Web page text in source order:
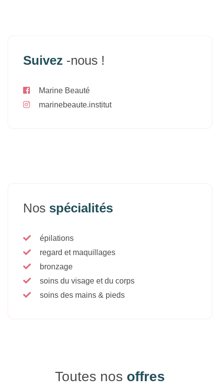
Suivez -nous !
Marine Beauté
marinebeaute.institut
Nos spécialités
épilations
regard et maquillages
bronzage
soins du visage et du corps
soins des mains & pieds
Toutes nos offres